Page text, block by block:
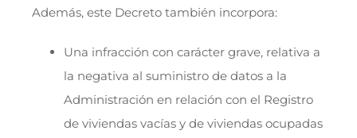
Además, este Decreto también incorpora:
Una infracción con carácter grave, relativa a
la negativa al suministro de datos a la
Administración en relación con el Registro
de viviendas vacías y de viviendas ocupadas